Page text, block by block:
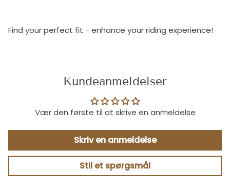
Find your perfect fit - enhance your riding experience!
Kundeanmeldelser
Vær den første til at skrive en anmeldelse
Skriv en anmeldelse
Stil et spørgsmål